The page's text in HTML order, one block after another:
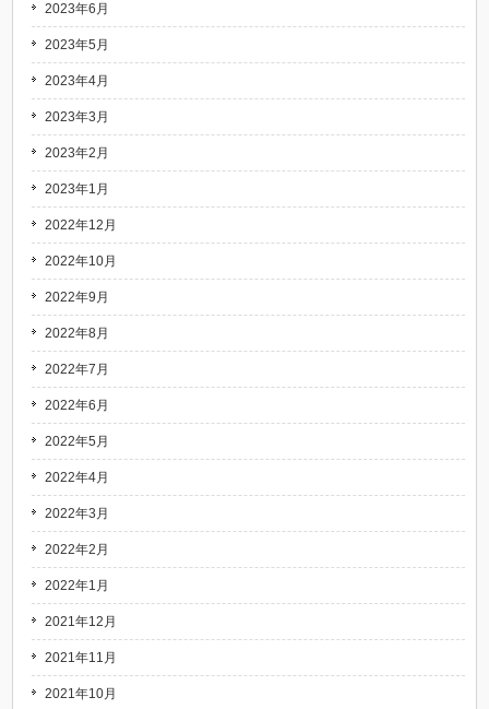
2023年6月
2023年5月
2023年4月
2023年3月
2023年2月
2023年1月
2022年12月
2022年10月
2022年9月
2022年8月
2022年7月
2022年6月
2022年5月
2022年4月
2022年3月
2022年2月
2022年1月
2021年12月
2021年11月
2021年10月